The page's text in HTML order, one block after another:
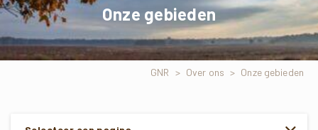
Onze gebieden
GNR > Over ons > Onze gebieden